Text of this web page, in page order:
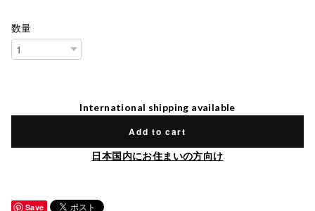
数量
International shipping available
Add to cart
日本国内にお住まいの方向け
Save